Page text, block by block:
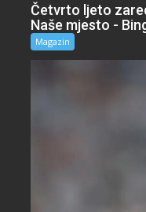
Četvrto ljeto
Naše mjesto -
Magazin